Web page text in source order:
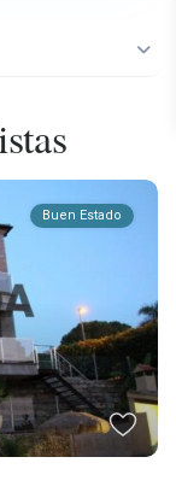
Buen Estado